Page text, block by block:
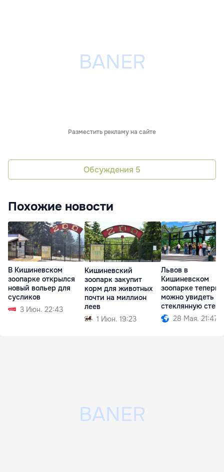
Разместить рекламу на сайте
Обсуждения 5
Похожие новости
В Кишиневском
зоопарке открылся
новый вольер для
сусликов
3 Июн. 22:43
Кишиневский
зоопарк закупит
корм для животных
почти на миллион
леев
1 Июн. 19:23
Львов в
Кишиневском
зоопарке теперь
можно увидеть
стеклянную стену
28 Мая. 21:47